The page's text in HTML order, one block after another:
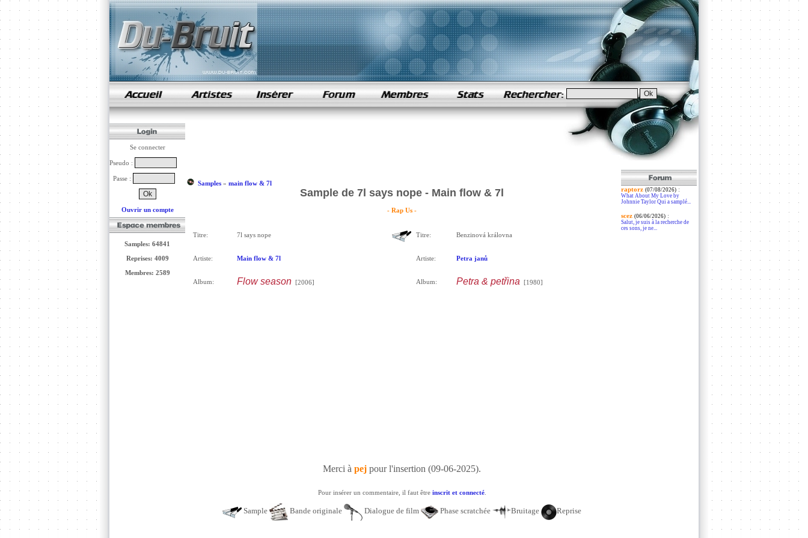
samples de rap
Se connecter
Pseudo :
Passe :
Ouvrir un compte
Samples: 64841
Reprises: 4009
Membres: 2589
Samples» main flow & 7l
Sample de 7l says nope - Main flow & 7l
- Rap Us -
Titre: 7l says nope
Artiste: Main flow & 7l
Album: Flow season[2006]
Titre: Benzinová královna
Artiste: Petra janů
Album: Petra & petřina [1980]
Merci à pej pour l'insertion (09-06-2025).
Pour insérer un commentaire, il faut être inscrit et connecté.
Sample Bande originale Dialogue de film Phase scratchée Bruitage Reprise
raptorz (07/08/2026):
What About My Love by
Johnnie Taylor Qui a samplé...
scez (06/06/2026):
Salut, je suis à la recherche de
ces sons, je ne...